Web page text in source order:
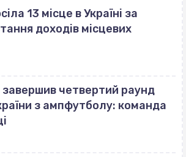
13 місце в Україні за
доходів місцевих
четвертий раунд
з ампфутболу: команда